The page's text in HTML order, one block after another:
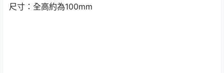
尺寸：全高約為100mm